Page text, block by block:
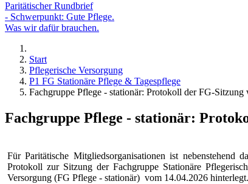
Paritätischer Rundbrief
- Schwerpunkt: Gute Pflege.
Was wir dafür brauchen.
Start
Pflegerische Versorgung
P1 FG Stationäre Pflege & Tagespflege
Fachgruppe Pflege - stationär: Protokoll der FG-Sitzung
Fachgruppe Pflege - stationär:
Für Paritätische Mitgliedsorganisationen ist nebenstehend
Protokoll zur Sitzung der Fachgruppe Stationäre
Versorgung (FG Pflege - stationär) vom 14.04.2026 hinterlegt.